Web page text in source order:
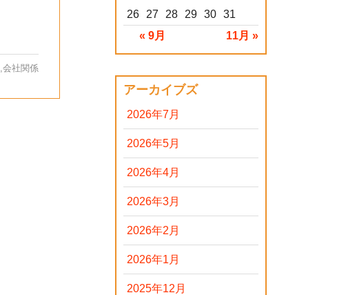
会社関係
« 9月 11月 »
26
27 28 29 30 31
アーカイブズ
2026年7月
2026年5月
2026年4月
2026年3月
2026年2月
2026年1月
2025年12月